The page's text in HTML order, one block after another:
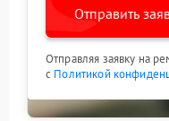
Отправить
Отправляя заявку на
с Политикой